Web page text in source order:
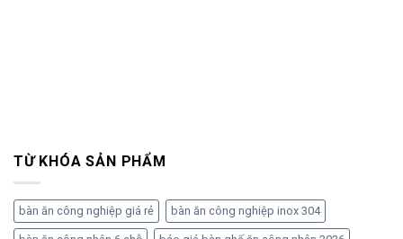
TỪ KHÓA SẢN PHẨM
bàn ăn công nghiệp giá rẻ bàn ăn công nghiệp inox 304